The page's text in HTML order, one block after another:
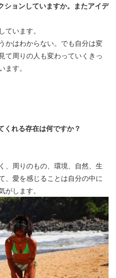
ションしていますか。またアイデ
います。
かはわからない。でも自分は変
て周りの人も変わっていくきっ
す。
くれる存在は何ですか？
、周りのもの、環境、自然、生
、愛を感じることは自分の中に
します。